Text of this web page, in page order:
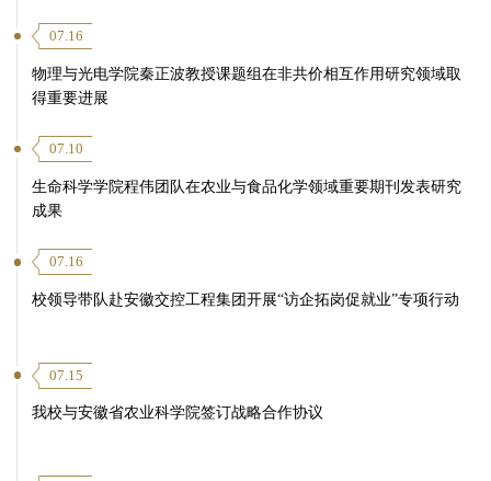
07.16
物理与光电学院秦正波教授课题组在非共价相互作用研究领域取
得重要进展
07.10
生命科学学院程伟团队在农业与食品化学领域重要期刊发表研究
成果
07.16
校领导带队赴安徽交控工程集团开展“访企拓岗促就业”专项行动
07.15
我校与安徽省农业科学院签订战略合作协议